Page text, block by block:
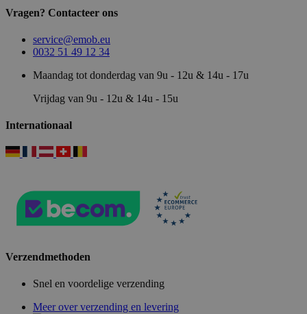
Vragen? Contacteer ons
service@emob.eu
0032 51 49 12 34
Maandag tot donderdag van 9u - 12u & 14u - 17u
Vrijdag van 9u - 12u & 14u - 15u
Internationaal
Verzendmethoden
Snel en voordelige verzending
Meer over verzending en levering